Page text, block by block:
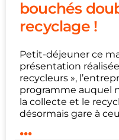
bouchés
recyclage !
Petit-déjeuner ce
présentation
recycleurs »,
programme auquel
la collecte et le
désormais gare à
...